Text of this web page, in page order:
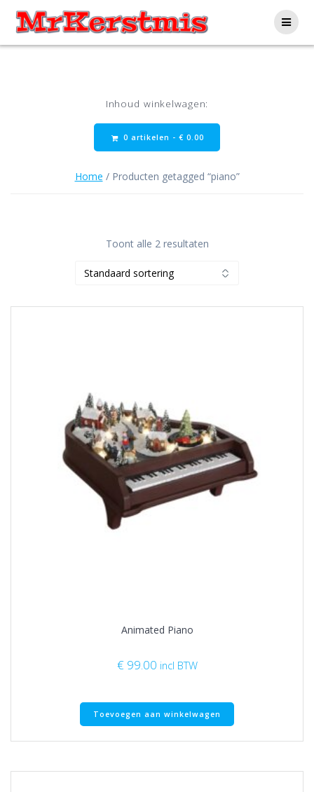
naar
de
inhoud
Inhoud winkelwagen:
0 artikelen - € 0.00
Home / Producten getagged “piano”
Toont alle 2 resultaten
Animated Piano
€ 99.00 incl BTW
Toevoegen aan winkelwagen